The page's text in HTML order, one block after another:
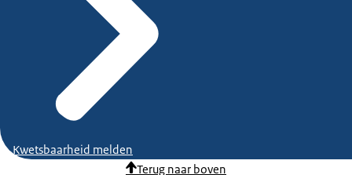
Kwetsbaarheid melden
Terug naar boven